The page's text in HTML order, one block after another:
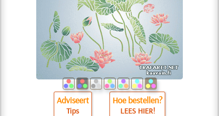
Adviseert
Tips
Hoe bestellen?
LEES HIER!